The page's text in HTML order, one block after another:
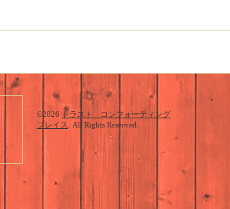
©2026 トラスト コンフォーティング
プレイス
. All Rights Reserved.